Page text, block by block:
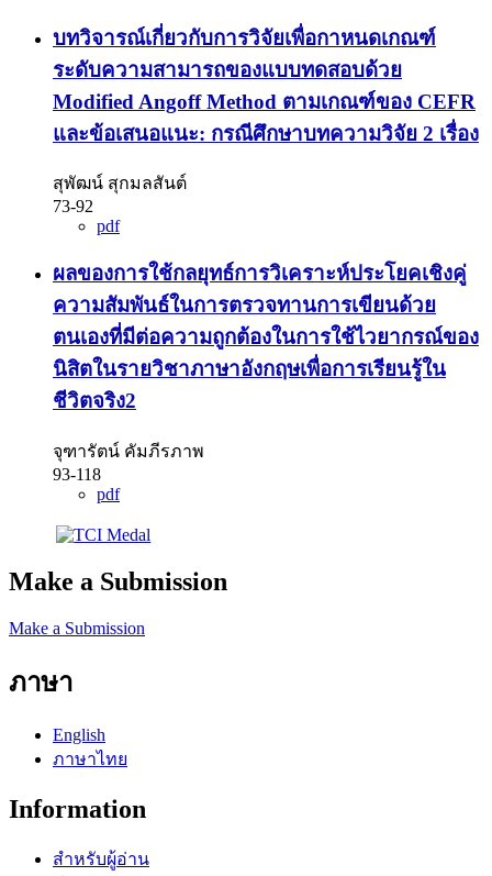
บทวิจารณ์เกี่ยวกับการวิจัยเพื่อกาหนดเกณฑ์
ระดับความสามารถของแบบทดสอบด้วย
Modified Angoff Method ตามเกณฑ์ของ CEFR
และข้อเสนอแนะ: กรณีศึกษาบทความวิจัย 2 เรื่อง
สุพัฒน์ สุกมลสันต์
73-92
pdf
ผลของการใช้กลยุทธ์การวิเคราะห์ประโยคเชิงคู่
ความสัมพันธ์ในการตรวจทานการเขียนด้วย
ตนเองที่มีต่อความถูกต้องในการใช้ไวยากรณ์ของ
นิสิตในรายวิชาภาษาอังกฤษเพื่อการเรียนรู้ใน
ชีวิตจริง2
จุฑารัตน์ คัมภีรภาพ
93-118
pdf
Make a Submission
Make a Submission
ภาษา
English
ภาษาไทย
Information
สำหรับผู้อ่าน